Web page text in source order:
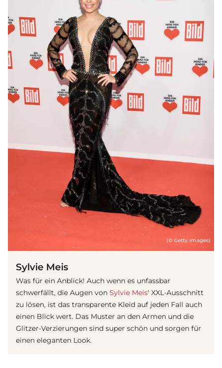
(© Getty Images)
Sylvie Meis
Was für ein Anblick! Auch wenn es unfassbar
schwerfällt, die Augen von Sylvie Meis' XXL-Ausschnitt
zu lösen, ist das transparente Kleid auf jeden Fall auch
einen Blick wert. Das Muster an den Armen und die
Glitzer-Verzierungen sind super schön und sorgen für
einen eleganten Look.